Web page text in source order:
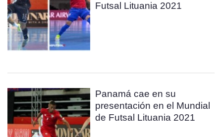
Futsal Lituania 2021
Panamá cae en su
presentación en el Mundial
de Futsal Lituania 2021